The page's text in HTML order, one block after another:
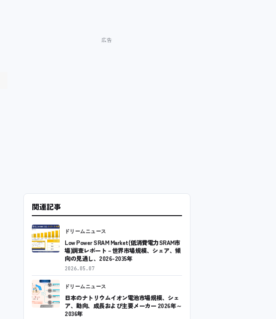
関連記事
ドリームニュース
Low Power SRAM Market(低消費電力SRAM市
場)調査レポート – 世界市場規模、シェア、傾
向の見通し、2026-2035年
2026.05.07
ドリームニュース
日本のナトリウムイオン電池市場規模、シェ
ア、動向、成長および主要メーカー 2026年～
2036年